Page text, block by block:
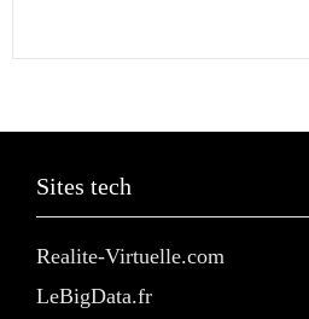
Sites tech
Realite-Virtuelle.com
LeBigData.fr